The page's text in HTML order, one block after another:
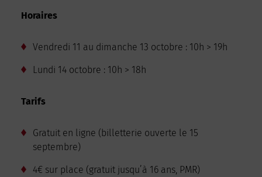
Horaires
Vendredi 11 au dimanche 13 octobre : 10h > 19h
Lundi 14 octobre : 10h > 18h
Tarifs
Gratuit en ligne (billetterie ouverte le 15
septembre)
4€ sur place (gratuit jusqu’à 16 ans, PMR)